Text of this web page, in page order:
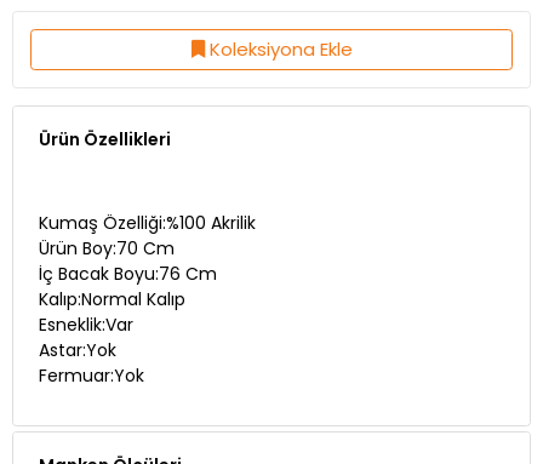
Koleksiyona Ekle
Ürün Özellikleri
Ürün Boy:70 Cm
İç Bacak Boyu:76 Cm
Kalıp:Normal Kalıp
Esneklik:Var
Astar:Yok
Fermuar:Yok
Manken Ölçüleri